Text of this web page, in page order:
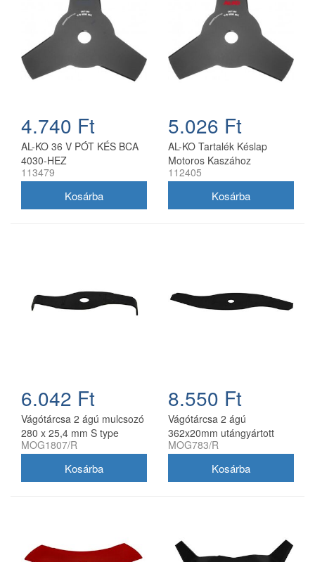
4.740 Ft
AL-KO 36 V PÓT KÉS BCA
4030-HEZ
113479
5.026 Ft
AL-KO Tartalék Késlap
Motoros Kaszához
112405
6.042 Ft
Vágótárcsa 2 ágú mulcsozó
280 x 25,4 mm S type
utángyártott
MOG1807/R
8.550 Ft
Vágótárcsa 2 ágú
362x20mm utángyártott
MOG783/R